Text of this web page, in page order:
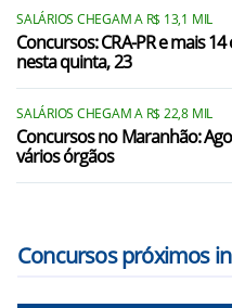
SALÁRIOS CHEGAM A R$ 13,1 MIL
Concursos: CRA-PR e mais
nesta quinta, 23
SALÁRIOS CHEGAM A R$ 22,8 MIL
Concursos no Maranhão:
vários órgãos
Concursos próximos